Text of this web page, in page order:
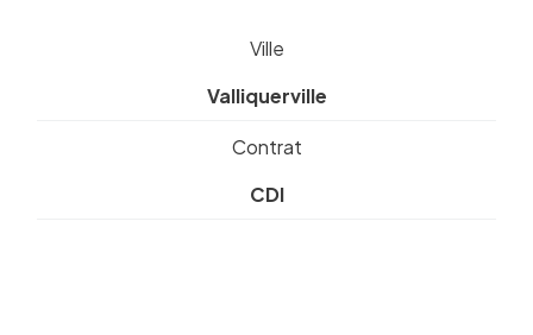
Ville
Valliquerville
Contrat
CDI